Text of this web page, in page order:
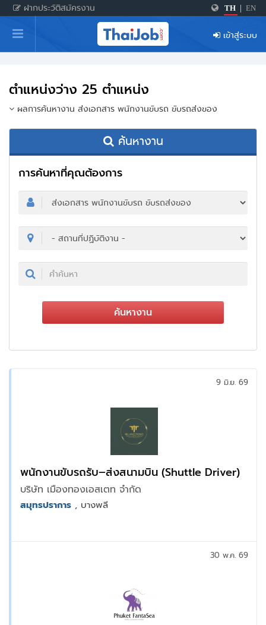
ฝากประวัติสมัครงาน TH EN
หน้าหลัก
ผู้สมัครงาน: เข้าสู่ระบบ
เกร็ดความรู้
สำหรับผู้ประกอบการ
เข้าสู่ระบบ
ตำแหน่งว่าง 25 ตำแหน่ง
ผลการค้นหางาน ส่งเอกสาร พนักงานขับรถ ขับรถส่งของ
ค้นหางาน
การค้นหาที่คุณต้องการ
ค้นหางาน
พนักงานขับรถรับ–ส่งสนามบิน (Shuttle Driver)
บริษัท เมืองทองเอสเตท จำกัด
9 มิ.ย. 69
สมุทรปราการ , บางพลี
30 พ.ค. 69